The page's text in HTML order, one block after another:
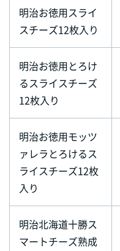
明治お徳用スライ
スチーズ12枚入り
明治お徳用とろけ
るスライスチーズ
12枚入り
明治お徳用モッツ
ァレラとろけるス
ライスチーズ12枚
入り
明治北海道十勝ス
マートチーズ熟成